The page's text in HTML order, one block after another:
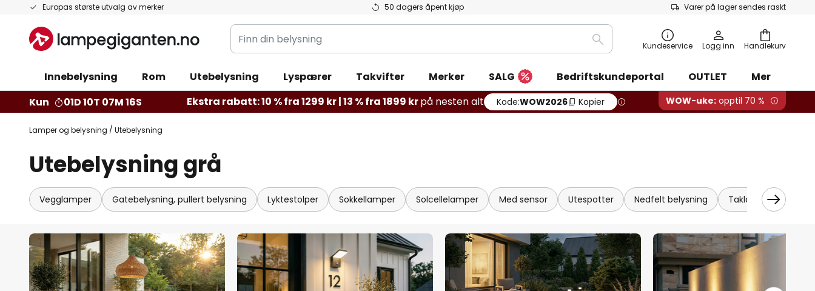
Europas største utvalg av merker 50 dagers åpent kjøp Varer på lager sendes raskt
Hopp
innhold
Handlekurv
Finn
din
Søk Kundeservice Logg inn
Innebelysning Rom Utebelysning Lyspærer Takvifter Merker SALG Bedriftskundeportal OUTLET
Mer
Kun
01D 10T 07M 14S Ekstra rabatt: 10 % fra 1299 kr | 13 % fra 1899 krpå nesten alt Kode:WOW2026 Kopier WOW-uke: opptil 70 %
Lamper og belysning Utebelysning
Utebelysning grå
Vegglamper Gatebelysning, pullert belysning Lyktestolper Sokkellamper Solcellelamper Med sensor Utespotter Nedfelt belysning Taklamper